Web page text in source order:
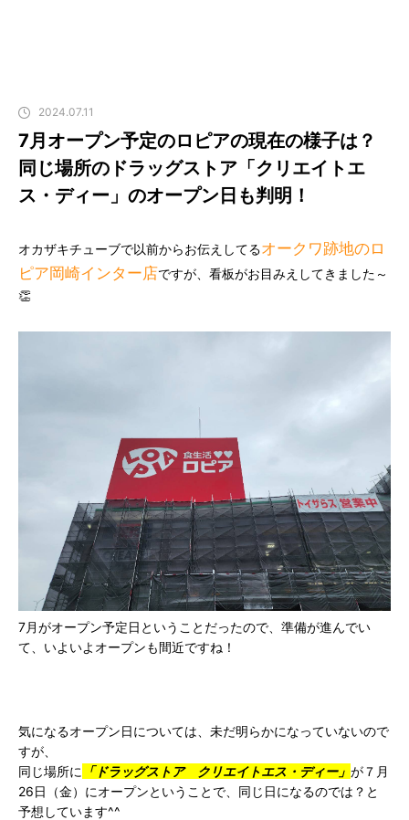
2024.07.11
7月オープン予定のロピアの現在の様子は？
同じ場所のドラッグストア「クリエイトエ
ス・ディー」のオープン日も判明！
オカザキチューブで以前からお伝えしてるオークワ跡地のロ
ピア岡崎インター店ですが、看板がお目みえしてきました～
👏
7月がオープン予定日ということだったので、準備が進んでい
て、いよいよオープンも間近ですね！
気になるオープン日については、未だ明らかになっていないので
すが、
同じ場所に
「ドラッグストア クリエイトエス・ディー」 が７月
26日（金）にオープンということで、同じ日になるのでは？と
予想しています^^